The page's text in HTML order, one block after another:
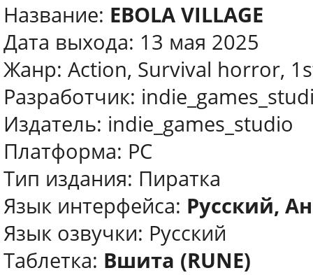
Название: EBOLA VILLAGE
Дата выхода: 13 мая 2025
Жанр: Action, Survival horror,
Разработчик:
Издатель: indie_games_studio
Платформа: PC
Тип издания: Пиратка
Язык интерфейса: Русский,
Язык озвучки: Русский
Таблетка: Вшита (RUNE)